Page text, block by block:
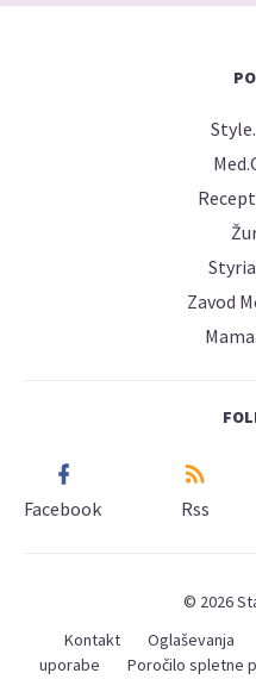
Zavod
Facebook Rss
© 2026
Kontakt
Oglaševanja
uporabe
Poročilo spletne